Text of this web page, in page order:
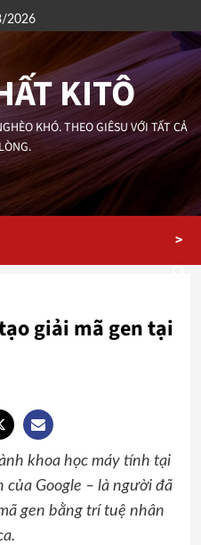
2026
KITÔ
KHÓ. THEO GIÊSU VỚI TẤT CẢ
>
giải mã gen tại
khoa học máy tính tại
Google – là người đã
gen bằng trí tuệ nhân